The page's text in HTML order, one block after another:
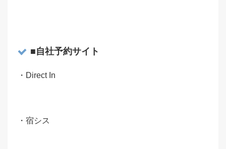
■自社予約サイト
・Direct In
・宿シス